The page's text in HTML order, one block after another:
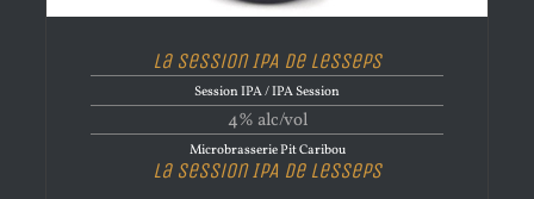
La Session IPA de Lesseps
Session IPA / IPA Session
4% alc/vol
Microbrasserie Pit Caribou
La Session IPA de Lesseps